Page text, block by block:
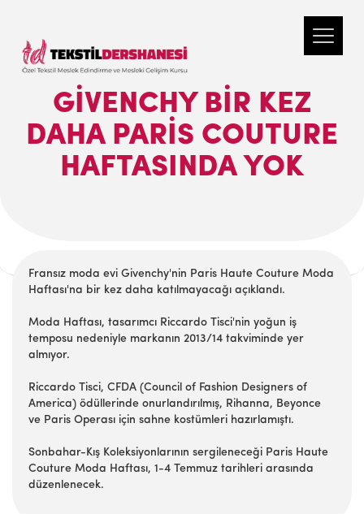
GIVENCHY BIR KEZ
DAHA PARIS COUTURE
HAFTASINDA YOK
Fransız moda evi Givenchy'nin Paris Haute Couture Moda
Haftası'na bir kez daha katılmayacağı açıklandı.
Moda Haftası, tasarımcı Riccardo Tisci'nin yoğun iş
temposu nedeniyle markanın 2013/14 takviminde yer
almıyor.
Riccardo Tisci, CFDA (Council of Fashion Designers of
America) ödüllerinde onurlandırılmış, Rihanna, Beyonce
ve Paris Operası için sahne kostümleri hazırlamıştı.
Sonbahar-Kış Koleksiyonlarının sergileneceği Paris Haute
Couture Moda Haftası, 1-4 Temmuz tarihleri arasında
düzenlenecek.